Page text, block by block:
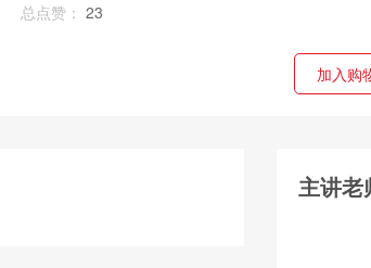
总点赞： 23
主讲老